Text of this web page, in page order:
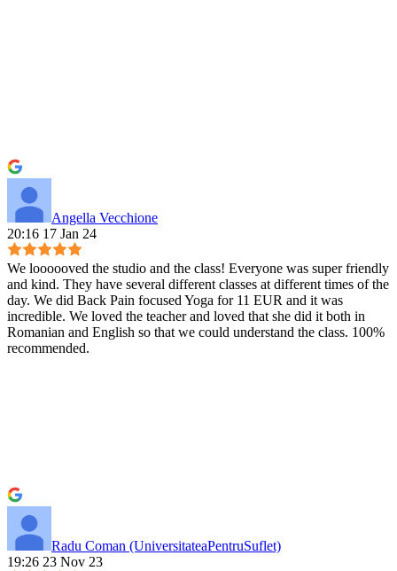
Angella Vecchione
20:16 17 Jan 24
We loooooved the studio and the class! Everyone was super friendly
and kind. They have several different classes at different times of the
day. We did Back Pain focused Yoga for 11 EUR and it was
incredible. We loved the teacher and loved that she did it both in
Romanian and English so that we could understand the class. 100%
recommended.
Radu Coman (UniversitateaPentruSuflet)
19:26 23 Nov 23